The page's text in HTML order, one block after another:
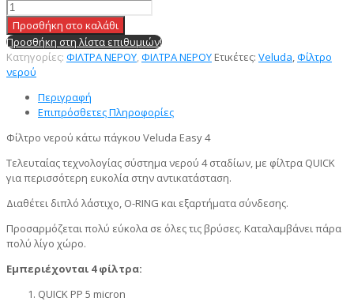
Προσθήκη στο καλάθι
Προσθήκη στη λίστα επιθυμιών!
Κατηγορίες: ΦΙΛΤΡΑ ΝΕΡΟΥ,ΦΙΛΤΡΑ ΝΕΡΟΥ Ετικέτες: Veluda,Φίλτρο
νερού
Περιγραφή
Επιπρόσθετες Πληροφορίες
Φίλτρο νερού κάτω πάγκου Veluda Easy 4
Τελευταίας τεχνολογίας σύστημα νερού 4 σταδίων, με φίλτρα QUICK
για περισσότερη ευκολία στην αντικατάσταση.
Διαθέτει διπλό λάστιχο, O-RING και εξαρτήματα σύνδεσης.
Προσαρμόζεται πολύ εύκολα σε όλες τις βρύσες. Καταλαμβάνει πάρα
πολύ λίγο χώρο.
Εμπεριέχονται 4 φίλτρα:
QUICK PP 5 micron